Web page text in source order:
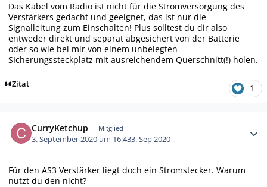
Das Kabel vom Radio ist nicht für die Stromversorgung des
Verstärkers gedacht und geeignet, das ist nur die
Signalleitung zum Einschalten! Plus solltest du dir also
entweder direkt und separat abgesichert von der Batterie
oder so wie bei mir von einem unbelegten
SIcherungssteckplatz mit ausreichendem Querschnitt(!) holen.
Zitat 1
CurryKetchup Mitglied
3. September 2020 um 16:433. Sep 2020
Für den AS3 Verstärker liegt doch ein Stromstecker. Warum
nutzt du den nicht?